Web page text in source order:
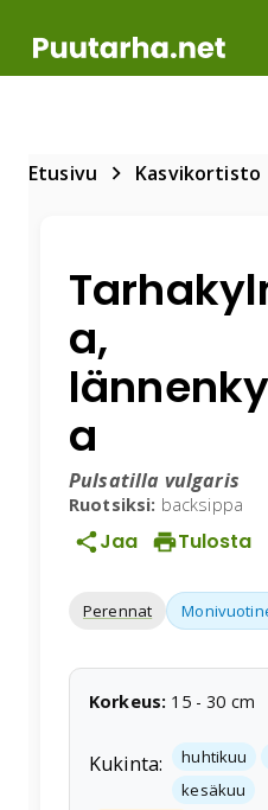
Etusivu Kasvikortisto
a,
a
Pulsatilla vulgaris
Ruotsiksi: backsippa
Jaa Tulosta
Perennat
Korkeus: 15-30 cm
Kukinta: huhtikuu
kesäkuu